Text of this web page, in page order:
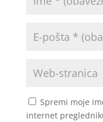
Spremi moje
internet